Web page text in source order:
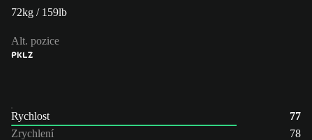
72kg / 159lb
Alt. pozice
PKLZ
Rychlost
77
Zrychlení
78